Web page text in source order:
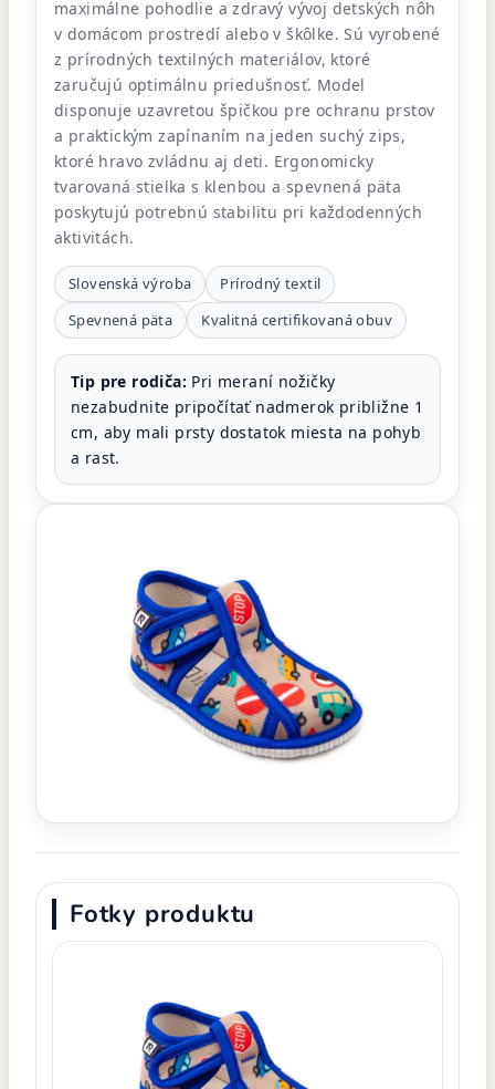
maximálne pohodlie a zdravý vývoj detských nôh
v domácom prostredí alebo v škôlke. Sú vyrobené
z prírodných textilných materiálov, ktoré
zaručujú optimálnu priedušnosť. Model
disponuje uzavretou špičkou pre ochranu prstov
a praktickým zapínaním na jeden suchý zips,
ktoré hravo zvládnu aj deti. Ergonomicky
tvarovaná stielka s klenbou a spevnená päta
poskytujú potrebnú stabilitu pri každodenných
aktivitách.
Slovenská výroba
Prírodný textil
Spevnená päta
Kvalitná certifikovaná obuv
Tip pre rodiča: Pri meraní nožičky
nezabudnite pripočítať nadmerok približne 1
cm, aby mali prsty dostatok miesta na pohyb
a rast.
Fotky produktu